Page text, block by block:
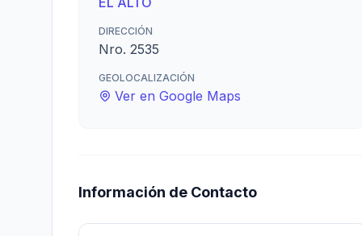
DIRECCIÓN
Nro. 2535
GEOLOCALIZACIÓN
Ver en Google Maps
Información de Contacto